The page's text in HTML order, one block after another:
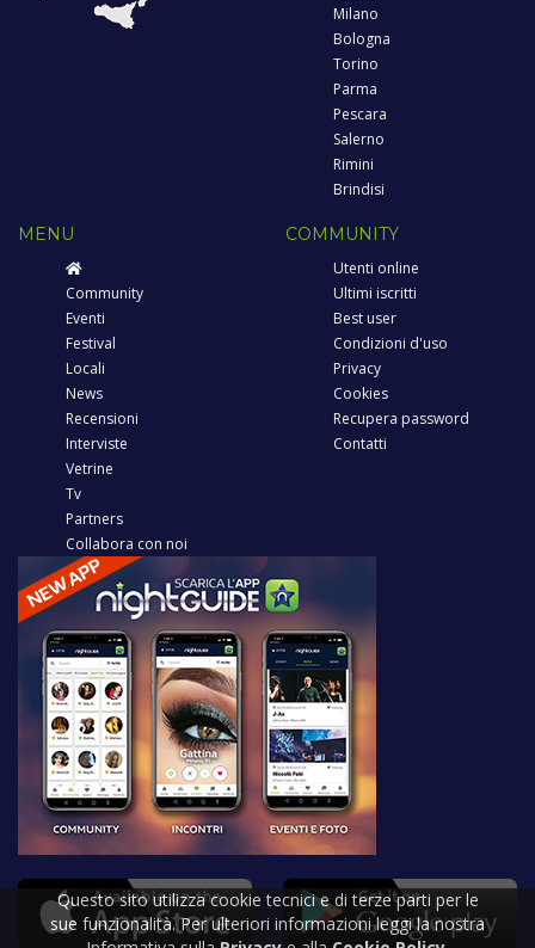
Milano
Bologna
Torino
Parma
Pescara
Salerno
Rimini
Brindisi
MENU
Community
Eventi
Festival
Locali
News
Recensioni
Interviste
Vetrine
Tv
Partners
Collabora con noi
COMMUNITY
Utenti online
Ultimi iscritti
Best user
Condizioni d'uso
Privacy
Cookies
Recupera password
Contatti
Questo sito utilizza cookie tecnici e di terze parti per le
sue funzionalità. Per ulteriori informazioni leggi la nostra